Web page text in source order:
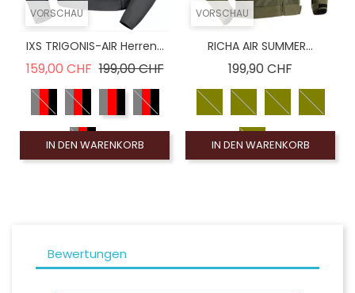
VORSCHAU
IXS TRIGONIS-AIR Herren...
159,00 CHF Verkaufspreis
199,00 CHFPreis
IN DEN WARENKORB
VORSCHAU
RICHA AIR SUMMER...
199,90 CHF
IN DEN WARENKORB
Bewertungen